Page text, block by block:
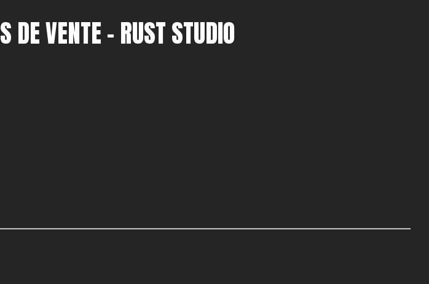
DE VENTE – RUST STUDIO